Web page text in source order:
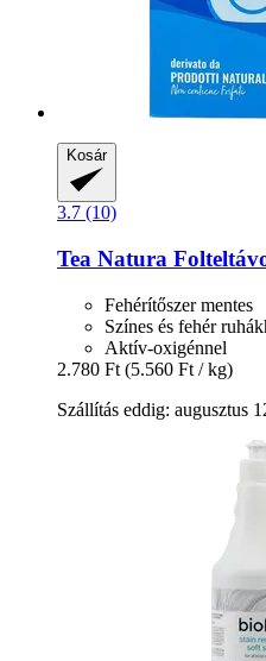
Kosár
3.7 (10)
Tea Natura
Fehérítőszer mentes
Színes és fehér
Aktív-oxigénnel
2.780 Ft (5.560 Ft / kg)
Szállítás eddig: augusztus